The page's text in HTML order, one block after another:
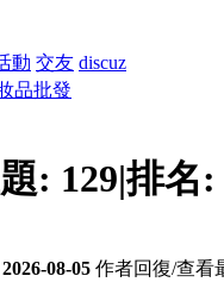
動 交友 discuz
品批發
: 129|排名:
2026-08-05 作者回復/查看